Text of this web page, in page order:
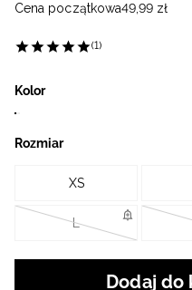
Cena początkowa49,99 zł
(1)
Kolor
Rozmiar
XS
L
Dodaj do